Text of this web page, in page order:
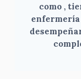
como ,
enfermería